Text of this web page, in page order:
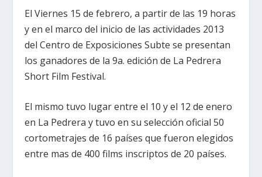
El Viernes 15 de febrero, a partir de las 19 horas
y en el marco del inicio de las actividades 2013
del Centro de Exposiciones Subte se presentan
los ganadores de la 9a. edición de La Pedrera
Short Film Festival.
El mismo tuvo lugar entre el 10 y el 12 de enero
en La Pedrera y tuvo en su selección oficial 50
cortometrajes de 16 países que fueron elegidos
entre mas de 400 films inscriptos de 20 países.